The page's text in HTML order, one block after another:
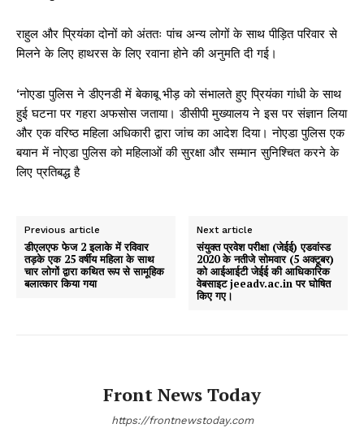
राहुल और प्रियंका दोनों को अंततः पांच अन्य लोगों के साथ पीड़ित परिवार से
मिलने के लिए हाथरस के लिए रवाना होने की अनुमति दी गई।
‘नोएडा पुलिस ने डीएनडी में बेकाबू भीड़ को संभालते हुए प्रियंका गांधी के साथ
हुई घटना पर गहरा अफसोस जताया। डीसीपी मुख्यालय ने इस पर संज्ञान लिया
और एक वरिष्ठ महिला अधिकारी द्वारा जांच का आदेश दिया। नोएडा पुलिस एक
बयान में नोएडा पुलिस को महिलाओं की सुरक्षा और सम्मान सुनिश्चित करने के
लिए प्रतिबद्ध है
Previous article
डीएलएफ फेज 2 इलाके में रविवार
तड़के एक 25 वर्षीय महिला के साथ
चार लोगों द्वारा कथित रूप से सामूहिक
बलात्कार किया गया
Next article
संयुक्त प्रवेश परीक्षा (जेईई) एडवांस्ड
2020 के नतीजे सोमवार (5 अक्टूबर)
को आईआईटी जेईई की आधिकारिक
वेबसाइट jeeadv.ac.in पर घोषित
किए गए।
Front News Today
https://frontnewstoday.com